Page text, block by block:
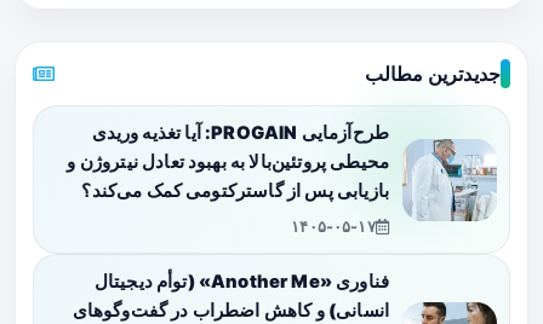
جدیدترین مطالب
طرح‌آزمایی PROGAIN: آیا تغذیه وریدی
محیطی پروتئین‌بالا به بهبود تعادل نیتروژن و
بازیابی پس از گاسترکتومی کمک می‌کند؟
۱۴۰۵-۰۵-۱۷
فناوری «Another Me» (توأم دیجیتال
انسانی) و کاهش اضطراب در گفت‌وگوهای